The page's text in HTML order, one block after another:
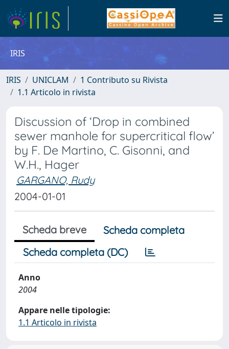
IRIS
IRIS UNICLAM
1 Contributo su Rivista
1.1 Articolo in rivista
Discussion of ‘Drop in combined
sewer manhole for supercritical flow’
by F. De Martino, C. Gisonni, and
W.H., Hager
GARGANO, Rudy
2004-01-01
Scheda breve
Scheda completa
Scheda completa (DC)
Anno
2004
Appare nelle tipologie:
1.1 Articolo in rivista